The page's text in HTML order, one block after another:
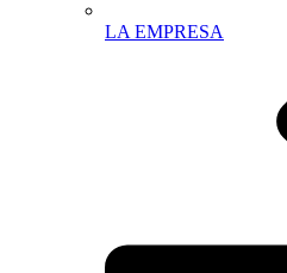
LA EMPRESA